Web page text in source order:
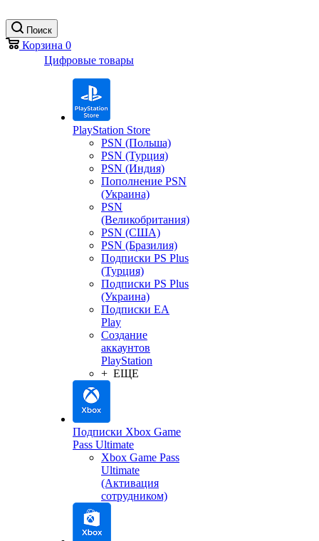
Поиск
Корзина 0
Цифровые товары
PlayStation Store
PSN (Польша)
PSN (Турция)
PSN (Индия)
Пополнение PSN
(Украина)
PSN
(Великобритания)
PSN (США)
PSN (Бразилия)
Подписки PS Plus
(Турция)
Подписки PS Plus
(Украина)
Подписки EA
Play
Создание
аккаунтов
PlayStation
+ ЕЩЕ
Подписки Xbox Game
Pass Ultimate
Xbox Game Pass
Ultimate
(Активация
сотрудником)